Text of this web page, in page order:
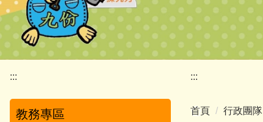
:::
教務專區
:::
首頁 行政團隊